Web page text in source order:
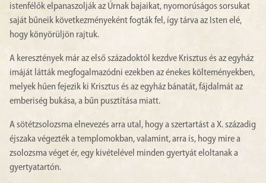
istenfélők elpanaszolják az Úrnak bajaikat, nyomorúságos sorsukat
saját bűneik következményeként fogták fel, így tárva az Isten elé,
hogy könyörüljön rajtuk.
A keresztények már az első századoktól kezdve Krisztus és az egyház
imáját látták megfogalmazódni ezekben az énekes költeményekben,
melyek hűen fejezik ki Krisztus és az egyház bánatát, fájdalmát az
emberiség bukása, a bűn pusztítása miatt.
A sötétzsolozsma elnevezés arra utal, hogy a szertartást a X. századig
éjszaka végezték a templomokban, valamint, arra is, hogy mire a
zsolozsma véget ér, egy kivételével minden gyertyát eloltanak a
gyertyatartón.